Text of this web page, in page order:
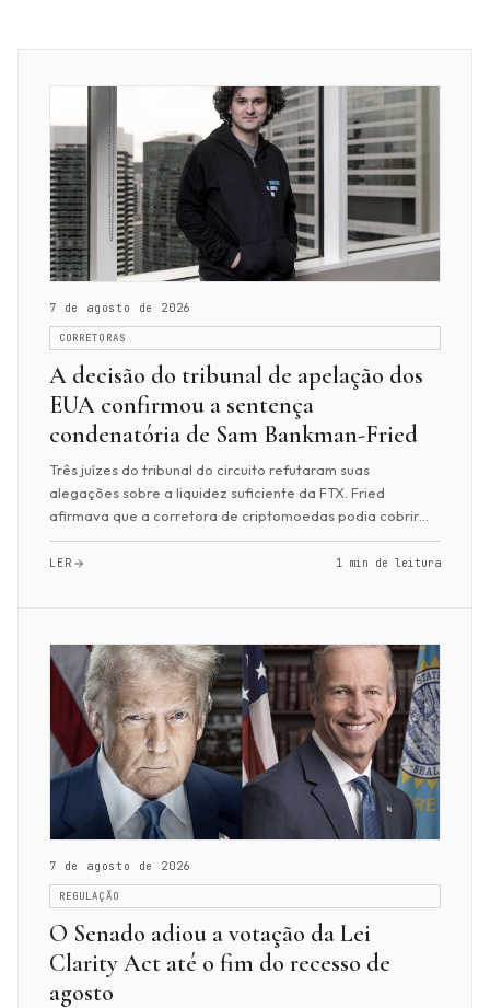
7 de agosto de 2026
CORRETORAS
A decisão do tribunal de apelação dos
EUA confirmou a sentença
condenatória de Sam Bankman-Fried
Três juízes do tribunal do circuito refutaram suas
alegações sobre a liquidez suficiente da FTX. Fried
afirmava que a corretora de criptomoedas podia cobrir
quaisquer obrigações. O tribunal também con...
LER 1 min de leitura
7 de agosto de 2026
REGULAÇÃO
O Senado adiou a votação da Lei
Clarity Act até o fim do recesso de
agosto